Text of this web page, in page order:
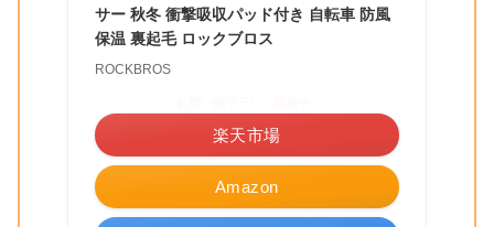
サー 秋冬 衝撃吸収パッド付き 自転車 防風
保温 裏起毛 ロックブロス
ROCKBROS
Amazon
楽天市場